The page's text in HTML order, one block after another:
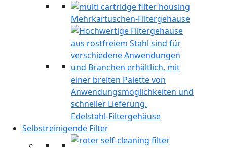
Mehrkartuschen-Filtergehäuse
Edelstahl-Filtergehäuse
Selbstreinigende Filter